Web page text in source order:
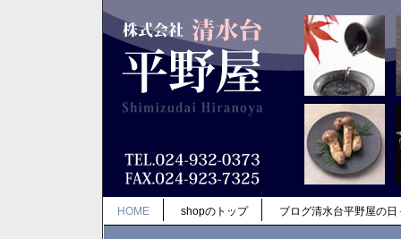
HOME shopのトップ ブログ清水台平野屋の日